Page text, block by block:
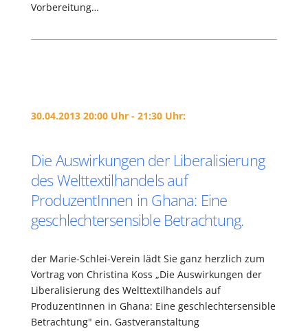
Vorbereitung…
30.04.2013 20:00 Uhr - 21:30 Uhr:
Die Auswirkungen der Liberalisierung
des Welttextilhandels auf
ProduzentInnen in Ghana: Eine
geschlechtersensible Betrachtung.
der Marie-Schlei-Verein lädt Sie ganz herzlich zum
Vortrag von Christina Koss „Die Auswirkungen der
Liberalisierung des Welttextilhandels auf
ProduzentInnen in Ghana: Eine geschlechtersensible
Betrachtung" ein. Gastveranstaltung